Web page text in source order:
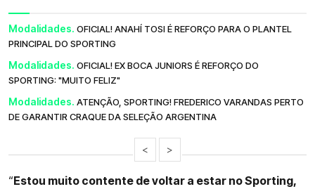
Modalidades. OFICIAL! ANAHÍ TOSI É REFORÇO PARA O PLANTEL
PRINCIPAL DO SPORTING
Modalidades. OFICIAL! EX BOCA JUNIORS É REFORÇO DO
SPORTING: "MUITO FELIZ"
Modalidades. ATENÇÃO, SPORTING! FREDERICO VARANDAS PERTO
DE GARANTIR CRAQUE DA SELEÇÃO ARGENTINA
< >
“Estou muito contente de voltar a estar no Sporting,